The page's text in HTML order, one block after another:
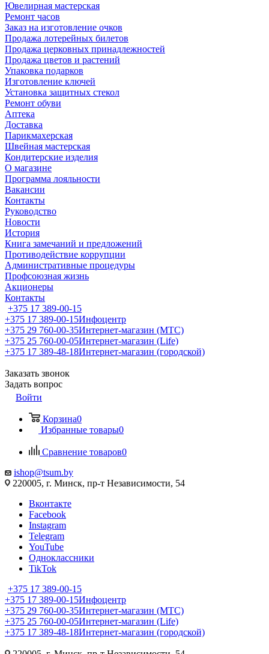
Ювелирная мастерская
Ремонт часов
Заказ на изготовление очков
Продажа лотерейных билетов
Продажа церковных принадлежностей
Продажа цветов и растений
Упаковка подарков
Изготовление ключей
Установка защитных стекол
Ремонт обуви
Аптека
Доставка
Парикмахерская
Швейная мастерская
Кондитерские изделия
О магазине
Программа лояльности
Вакансии
Контакты
Руководство
Новости
История
Книга замечаний и предложений
Противодействие коррупции
Административные процедуры
Профсоюзная жизнь
Акционеры
Контакты
+375 17 389-00-15
+375 17 389-00-15Инфоцентр
+375 29 760-00-35Интернет-магазин (МТС)
+375 25 760-00-05Интернет-магазин (Life)
+375 17 389-48-18Интернет-магазин (городской)
Заказать звонок
Задать вопрос
Войти
Корзина0
Избранные товары0
Сравнение товаров0
ishop@tsum.by
220005, г. Минск, пр-т Независимости, 54
Вконтакте
Facebook
Instagram
Telegram
YouTube
Одноклассники
TikTok
+375 17 389-00-15
+375 17 389-00-15Инфоцентр
+375 29 760-00-35Интернет-магазин (МТС)
+375 25 760-00-05Интернет-магазин (Life)
+375 17 389-48-18Интернет-магазин (городской)